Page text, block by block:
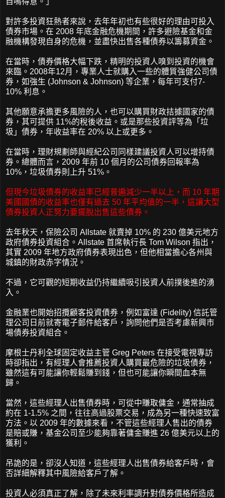
對許多投資狂熱者來說，去年年初也有些很好的理由可投入
債券市場。在 2008 年底金融危機期間，許多避險基金和金
融機構發現自身的危機，並盡快出售各種債券以籌募資金。
在當時，債券價格大幅下跌，精明的投資人嗅到投資的機會
來臨。2008年12月，專業人士就購入一些的體質強健公司債
券，如強生 (Johnson & Johnson) 等企業，每年可支付7-
10% 利息。
其他願意承擔更多風險的人，也可以購買財政拮據國家的債
券，其可提供 11%的稅後收益。或是那些投資評等為「垃
圾」債券，年收益率在 20% 以上或更多。
在當時，理財規劃師與經紀公司同樣建議投資人可以增持債
券。總體而言，2009 年前 10 個月的公司債券回報率為
10%，垃圾債券則上升 51%。
但現今垃圾債券的收益率已經普遍減少一半以上，而 10 年期
美國國債的收益率也僅有過去 50 年平均值的一半，這讓大型
債券投資人正努力要擺脫出售這些債券。
去年秋天，保險公司 Allstate 就賣掉 10% 的 230 億美元地方
政府債券投資組合。Allstate 首席執行長 Tom Wilson 指出，
其實 2009 年地方政府債券表現出色，但他相當擔心各州與
城鎮的財政赤字情況。
不過，它可觀的短期收益仍持繼續吸引投資人前撲後進的湧
入。
金融業也開始招攬顧客投資債券，例如富達 (Fidelity) 信託管
理公司日前就寄電子郵件給客戶，詢問他們是否考慮新興市
場債券投資組合。
摩根士丹利全球固定收益主管 Greg Peters 在接受電視專訪
時卻指出，有經理人會推薦投資人購買最危險的垃圾債券，
雖然這有可能讓你輕鬆賺到錢，但也可能讓你瞬間血本無
歸。
當然，這些經理人出售債券時，可從中賺取傭金，通常抽成
約在 1-1.5% 之間，往往高過股票交易，成為另一種快速致富
方法。以 2009 年的數據來看，不管這些經理人售出的債券
是賠或賺，基金公司至少能夠靠著傭金賺進 26 億美元以上的
獲利。
吊詭的是，卻沒人知道，這些經理人出售債券給客戶時，會
否詳細解釋其中風險給客戶了解。
投資人必須真正了解，除了未來利率調升對債券價格所造成